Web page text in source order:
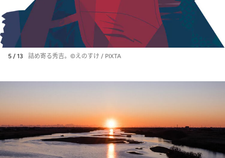
5 / 13 詰め寄る秀吉。©えのすけ / PIXTA